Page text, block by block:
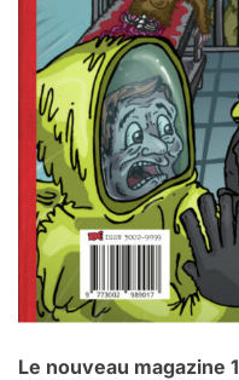
Le nouveau magazine